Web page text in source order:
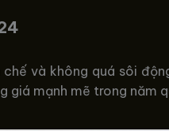
và không quá sôi
giá mạnh mẽ trong năm